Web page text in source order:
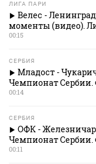
ЛИГА ПАРИ
Велес -
моменты (видео).
00:15
СЕРБИЯ
Младост -
Чемпионат Сербии.
00:14
СЕРБИЯ
ОФК -
Чемпионат Сербии.
00:11